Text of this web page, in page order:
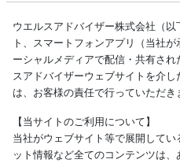
ウエルスアドバイザー株式会社（
ト、スマートフォンアプリ（当社
ーシャルメディアで配信・共有さ
スアドバイザーウェブサイトを介
は、お客様の責任で行っていただき
【当サイトのご利用について】
当社がウェブサイト等で展開して
ット情報など全てのコンテンツは